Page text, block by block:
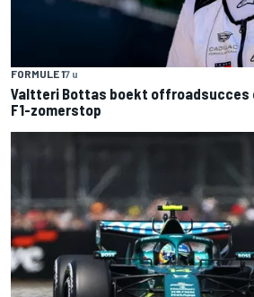
FORMULE 17 u
Valtteri Bottas boekt offroadsucces
F1-zomerstop